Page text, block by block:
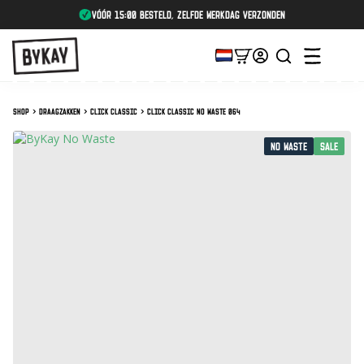
vóór 15:00 besteld, zelfde werkdag verzonden
Shop Draagzakken Click Classic Click Classic No Waste 064
No Waste SALE